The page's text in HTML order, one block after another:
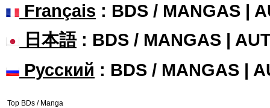
Français : BDS / MANGAS |
日本語: BDS / MANGAS |
Русский : BDS / MANGAS |
Top BDs / Manga